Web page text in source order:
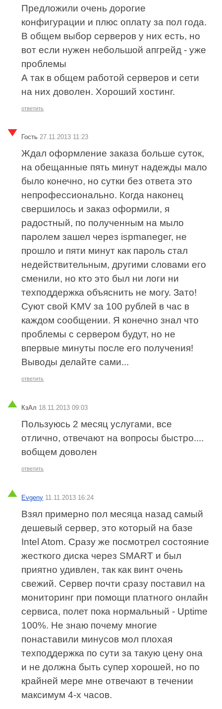
Предложили очень дорогие
конфигурации и плюс оплату за пол года.
В общем выбор серверов у них есть, но
вот если нужен небольшой апгрейд - уже
проблемы
А так в общем работой серверов и сети
на них доволен. Хороший хостинг.
ответить
Гость 27.11.2013 11:23
Ждал оформление заказа больше суток,
на обещанные пять минут надежды мало
было конечно, но сутки без ответа это
непрофессионально. Когда наконец
свершилось и заказ оформили, я
радостный, по полученным на мыло
паролем зашел через ispmaneger, не
прошло и пяти минут как пароль стал
недействительным, другими словами его
сменили, но кто это был ни логи ни
техподдержка объяснить не могу. Зато!
Суют свой KMV за 100 рублей в час в
каждом сообщении. Я конечно знал что
проблемы с сервером будут, но не
впервые минуты после его получения!
Выводы делайте сами...
ответить
КзАл 18.11.2013 09:03
Пользуюсь 2 месяц услугами, все
отлично, отвечают на вопросы быстро....
вобщем доволен
ответить
Evgeny 11.11.2013 16:24
Взял примерно пол месяца назад самый
дешевый сервер, это который на базе
Intel Atom. Сразу же посмотрел состояние
жесткого диска через SMART и был
приятно удивлен, так как винт очень
свежий. Сервер почти сразу поставил на
мониторинг при помощи платного онлайн
сервиса, полет пока нормальный - Uptime
100%. Не знаю почему многие
понаставили минусов мол плохая
техподдержка по сути за такую цену она
и не должна быть супер хорошей, но по
крайней мере мне отвечают в течении
максимум 4-х часов.